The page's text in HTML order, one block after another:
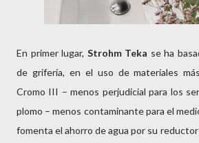
En primer lugar, Strohm Teka se ha
de grifería, en el uso de materiales
Cromo III – menos perjudicial para los
plomo – menos contaminante para el
fomenta el ahorro de agua por su reductor